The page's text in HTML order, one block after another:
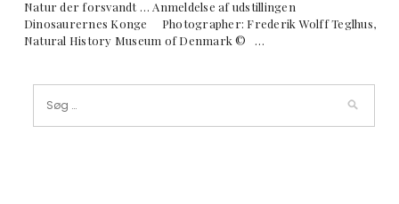
Natur der forsvandt … Anmeldelse af udstillingen
Dinosaurernes Konge Photographer: Frederik Wolff Teglhus,
Natural History Museum of Denmark © …